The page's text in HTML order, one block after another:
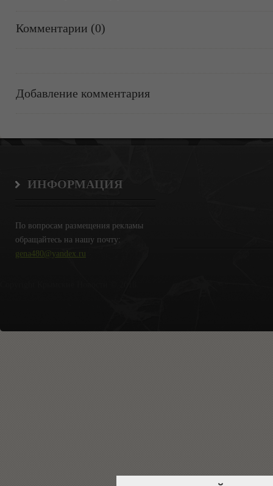
Комментарии (0)
Добавление комментария
ИНФОРМАЦИЯ
По вопросам размещения рекламы
обращайтесь на нашу почту:
gena480@yandex.ru